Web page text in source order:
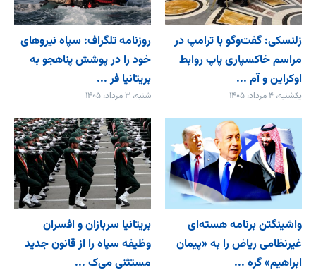
زلنسکی: گفت‌وگو با ترامپ در
مراسم خاکسپاری پاپ روابط
اوکراین و آم ...
یکشنبه، ۴ مرداد، ۱۴۰۵
روزنامه تلگراف: سپاه نیروهای
خود را در پوشش پناهجو به
بریتانیا فر ...
شنبه، ۳ مرداد، ۱۴۰۵
واشینگتن برنامه هسته‌ای
غیرنظامی ریاض را به «پیمان‌
ابراهیم» گره ...
بریتانیا سربازان و افسران
وظیفه سپاه را از قانون جدید
مستثنی می‌ک ...